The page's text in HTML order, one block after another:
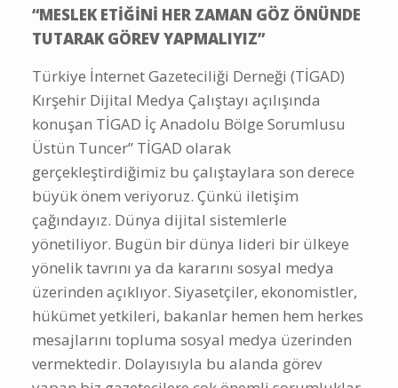
“MESLEK ETİĞİNİ HER ZAMAN GÖZ ÖNÜNDE
TUTARAK GÖREV YAPMALIYIZ”
Türkiye İnternet Gazeteciliği Derneği (TİGAD)
Kırşehir Dijital Medya Çalıştayı açılışında
konuşan TİGAD İç Anadolu Bölge Sorumlusu
Üstün Tuncer” TİGAD olarak
gerçekleştirdiğimiz bu çalıştaylara son derece
büyük önem veriyoruz. Çünkü iletişim
çağındayız. Dünya dijital sistemlerle
yönetiliyor. Bugün bir dünya lideri bir ülkeye
yönelik tavrını ya da kararını sosyal medya
üzerinden açıklıyor. Siyasetçiler, ekonomistler,
hükümet yetkileri, bakanlar hemen hem herkes
mesajlarını topluma sosyal medya üzerinden
vermektedir. Dolayısıyla bu alanda görev